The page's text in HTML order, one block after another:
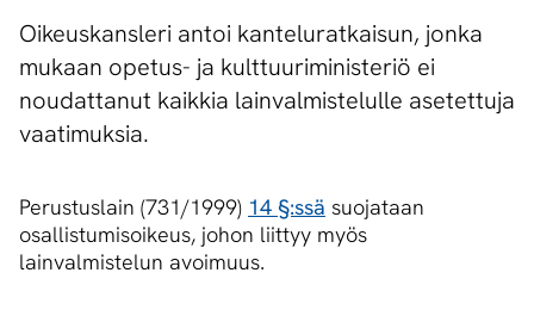
Oikeuskansleri antoi kanteluratkaisun, jonka
mukaan opetus- ja kulttuuriministeriö ei
noudattanut kaikkia lainvalmistelulle asetettuja
vaatimuksia.
Perustuslain (731/1999) 14 §:ssä suojataan
osallistumisoikeus, johon liittyy myös
lainvalmistelun avoimuus.